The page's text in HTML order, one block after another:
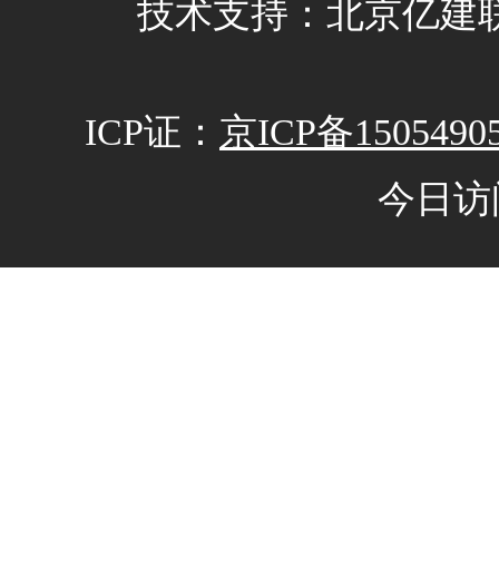
技术支持：北京亿建
ICP证： 京ICP备
今日